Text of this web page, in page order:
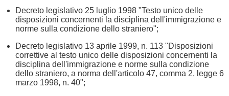
Decreto legislativo 25 luglio 1998 "Testo unico delle
disposizioni concernenti la disciplina dell'immigrazione e
norme sulla condizione dello straniero";
Decreto legislativo 13 aprile 1999, n. 113 "Disposizioni
correttive al testo unico delle disposizioni concernenti la
disciplina dell'immigrazione e norme sulla condizione
dello straniero, a norma dell'articolo 47, comma 2, legge 6
marzo 1998, n. 40";